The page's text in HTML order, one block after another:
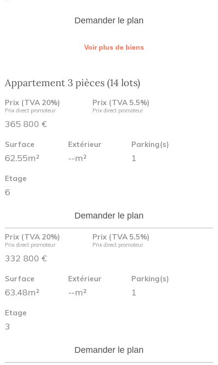
Demander le plan
Voir plus de biens
Appartement 3 pièces (14 lots)
Prix (TVA 20%)
Prix direct promoteur
365 800 €
Prix (TVA 5.5%)
Prix direct promoteur
Surface
62.55m²
Extérieur
--m²
Parking(s)
1
Etage
6
Demander le plan
Prix (TVA 20%)
Prix direct promoteur
332 800 €
Prix (TVA 5.5%)
Prix direct promoteur
Surface
63.48m²
Extérieur
--m²
Parking(s)
1
Etage
3
Demander le plan